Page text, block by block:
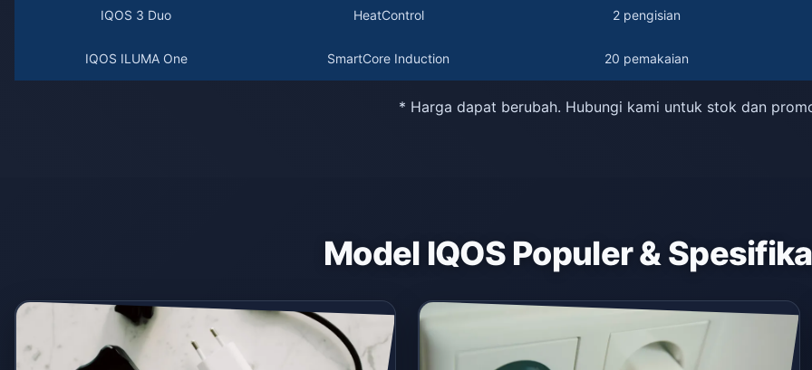
IQOS 3 Duo HeatControl 2 pengisian
IQOS ILUMA One SmartCore Induction 20 pemakaian
* Harga dapat berubah. Hubungi kami untuk stok dan
Model IQOS Populer &